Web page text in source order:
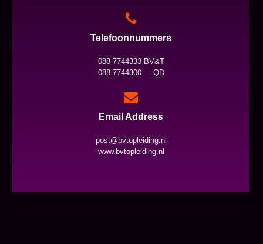
Telefoonnummers
088-7744333 BV&T
088-7744300 QD
Email Address
post@bvtopleiding.nl
www.bvtopleiding.nl